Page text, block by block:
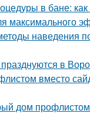
в бане: как
максимального
наведения
в
вместо
дом